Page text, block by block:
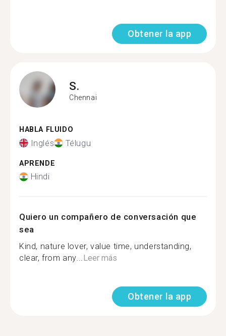
Obtener la app
S.
Chennai
HABLA FLUIDO
Inglés Télugu
APRENDE
Hindi
Quiero un compañero de conversación que
sea
Kind, nature lover, value time, understanding,
clear, from any...Leer más
Obtener la app